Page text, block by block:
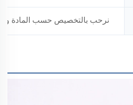
نرحب بالتخصيص حسب المادة